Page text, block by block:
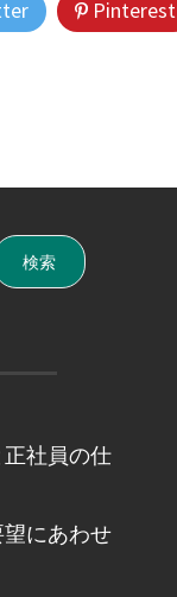
Pinterest
社員の仕
にあわせ